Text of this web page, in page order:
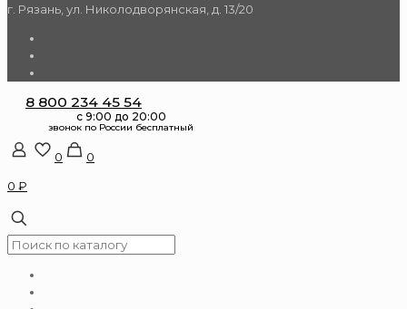
г. Рязань, ул. Николодворянская, д. 13/20
8 800 234 45 54
0
0
0 ₽